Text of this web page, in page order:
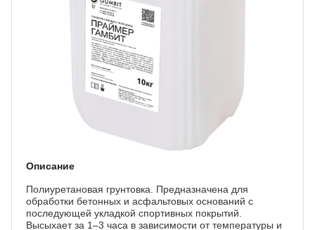
Описание
Полиуретановая грунтовка. Предназначена для
обработки бетонных и асфальтовых оснований с
последующей укладкой спортивных покрытий.
Высыхает за 1–3 часа в зависимости от температуры и